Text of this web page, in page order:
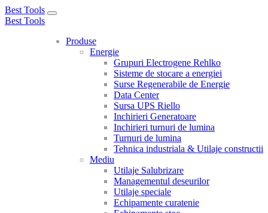
Best Tools
Toggle
Best Tools
Produse
Energie
Grupuri Electrogene Rehlko
Sisteme de stocare a energiei
Surse Regenerabile de Energie
Data Center
Sursa UPS Riello
Inchirieri Generatoare
Inchirieri turnuri de lumina
Turnuri de lumina
Tehnica industriala & Utilaje constructii
Mediu
Utilaje Salubrizare
Managementul deseurilor
Utilaje speciale
Echipamente curatenie